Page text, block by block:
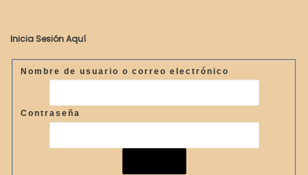
Inicia Sesión Aquí
Nombre de usuario o correo electrónico
Contraseña